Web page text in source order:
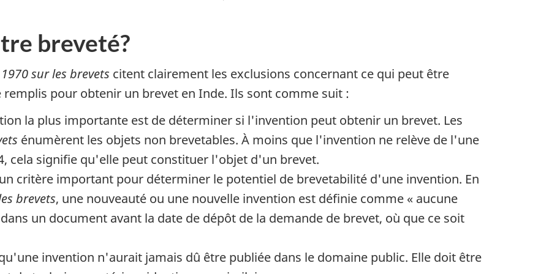
breveté?
sur les brevets citent clairement les exclusions concernant ce qui peut être
pour obtenir un brevet en Inde. Ils sont comme suit :
la plus importante est de déterminer si l'invention peut obtenir un brevet. Les
énumèrent les objets non brevetables. À moins que l'invention ne relève de l'une
cela signifie qu'elle peut constituer l'objet d'un brevet.
critère important pour déterminer le potentiel de brevetabilité d'une invention. En
brevets, une nouveauté ou une nouvelle invention est définie comme « aucune
un document avant la date de dépôt de la demande de brevet, où que ce soit
invention n'aurait jamais dû être publiée dans le domaine public. Elle doit être